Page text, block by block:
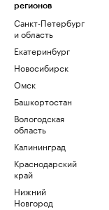
регионов
Санкт-Петербург
и область
Екатеринбург
Новосибирск
Омск
Башкортостан
Вологодская
область
Калининград
Краснодарский
край
Нижний
Новгород